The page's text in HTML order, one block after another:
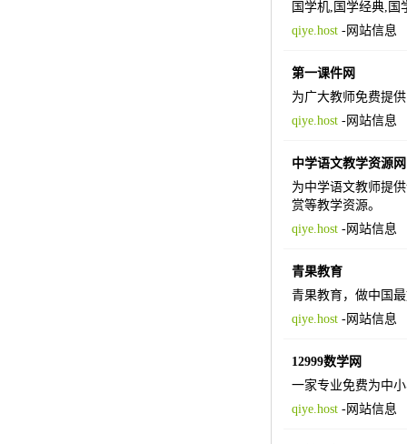
国学机,国学经典,国
qiye.host-网站信息
第一课件网
为广大教师免费提
qiye.host-网站信息
中学语文教学资源网
为中学语文教师提
赏等教学资源。
qiye.host-网站信息
青果教育
青果教育，做中国
qiye.host-网站信息
12999数学网
一家专业免费为中
qiye.host-网站信息